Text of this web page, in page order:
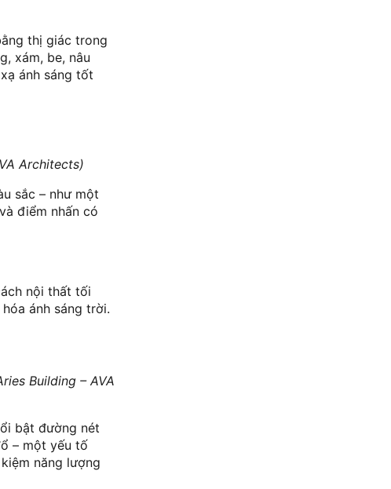
thị giác trong
xám, be, nâu
ánh sáng tốt
Architects)
sắc – như một
điểm nhấn có
nội thất tối
ánh sáng trời.
Building – AVA
bật đường nét
– một yếu tố
năng lượng